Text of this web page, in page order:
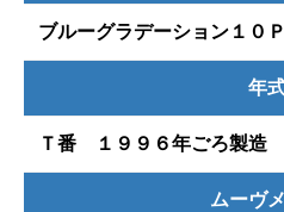
ブルーグラデーション１０
年
Ｔ番 １９９６年ごろ製造
ムーヴ